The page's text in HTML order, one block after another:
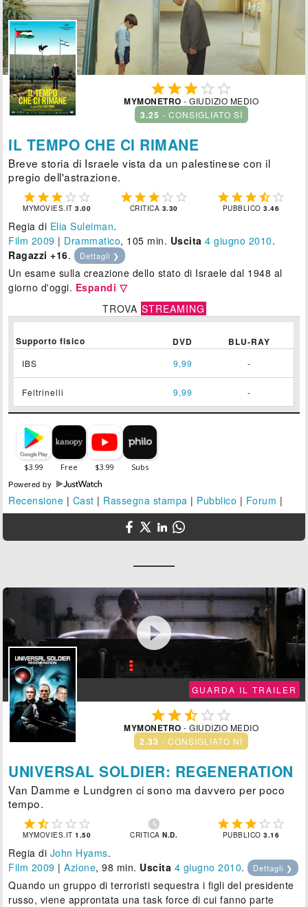
  
MYMONETRO - GIUDIZIO MEDIO
3.25 - CONSIGLIATO SÌ
IL TEMPO CHE CI RIMANE
Breve storia di Israele vista da un palestinese con il
pregio dell'astrazione.
    
MYMOVIES.IT3.00
    
CRITICA 3.30
    
PUBBLICO3.46
Regia di Elia Suleiman.
Film 2009 | Drammatico, 105 min. Uscita 4 giugno 2010.
Ragazzi +16. Dettagli ❯
Un esame sulla creazione dello stato di Israele dal 1948 al
giorno d'oggi. Espandi ▽
TROVA STREAMING
Supporto fisico DVD BLU-RAY
IBS 9,99 -
Feltrinelli 9,99 -
Powered by
Recensione | Cast | Rassegna stampa | Pubblico | Forum |

GUARDA IL TRAILER
  
MYMONETRO - GIUDIZIO MEDIO
2.33 - CONSIGLIATO NÌ
UNIVERSAL SOLDIER: REGENERATION
Van Damme e Lundgren ci sono ma davvero per poco
tempo.
    
MYMOVIES.IT1.50

CRITICAN.D.
    
PUBBLICO3.16
Regia di John Hyams.
Film 2009 |Azione, 98 min. Uscita 4 giugno 2010. Dettagli ❯
Quando un gruppo di terroristi sequestra i figli del presidente
russo, viene approntata una task force di cui fanno parte